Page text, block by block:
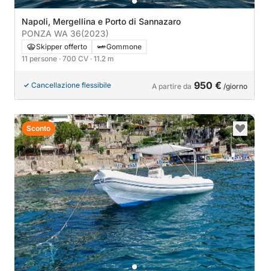
Napoli, Mergellina e Porto di Sannazaro
PONZA WA 36(2023)
Skipper offerto
Gommone
11 persone · 700 CV · 11.2 m
Cancellazione flessibile A partire da 950 € /giorno
Sconto